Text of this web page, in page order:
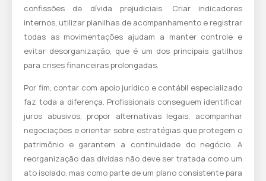
confissões de dívida prejudiciais. Criar indicadores
internos, utilizar planilhas de acompanhamento e registrar
todas as movimentações ajudam a manter controle e
evitar desorganização, que é um dos principais gatilhos
para crises financeiras prolongadas.
Por fim, contar com apoio jurídico e contábil especializado
faz toda a diferença. Profissionais conseguem identificar
juros abusivos, propor alternativas legais, acompanhar
negociações e orientar sobre estratégias que protegem o
patrimônio e garantem a continuidade do negócio. A
reorganização das dívidas não deve ser tratada como um
ato isolado, mas como parte de um plano consistente para